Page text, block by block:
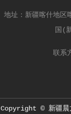
地址：新疆喀什地区
国(
联系
Copyright © 新疆晨